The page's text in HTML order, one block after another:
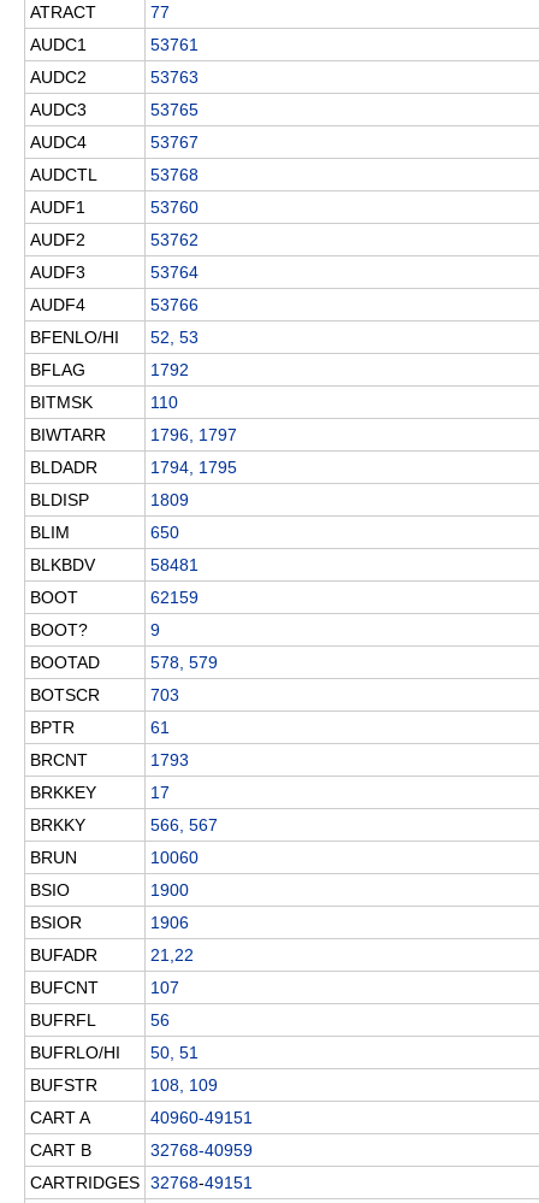
ATRACT
77
AUDC1
53761
AUDC2
53763
AUDC3
53765
AUDC4
53767
AUDCTL
53768
AUDF1
53760
AUDF2
53762
AUDF3
53764
AUDF4
53766
BFENLO/HI
52, 53
BFLAG
1792
BITMSK
110
BIWTARR
1796, 1797
BLDADR
1794, 1795
BLDISP
1809
BLIM
650
BLKBDV
58481
BOOT
62159
BOOT?
9
BOOTAD
578, 579
BOTSCR
703
BPTR
61
BRCNT
1793
BRKKEY
17
BRKKY
566, 567
BRUN
10060
BSIO
1900
BSIOR
1906
BUFADR
21,22
BUFCNT
107
BUFRFL
56
BUFRLO/HI
50, 51
BUFSTR
108, 109
CART A
40960-49151
CART B
32768-40959
CARTRIDGES 32768-49151